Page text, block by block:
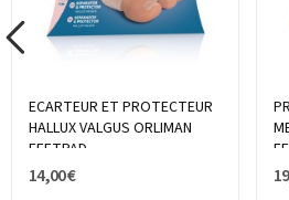
ECARTEUR ET PROTECTEUR
HALLUX VALGUS ORLIMAN
FEETPAD
14,00 €